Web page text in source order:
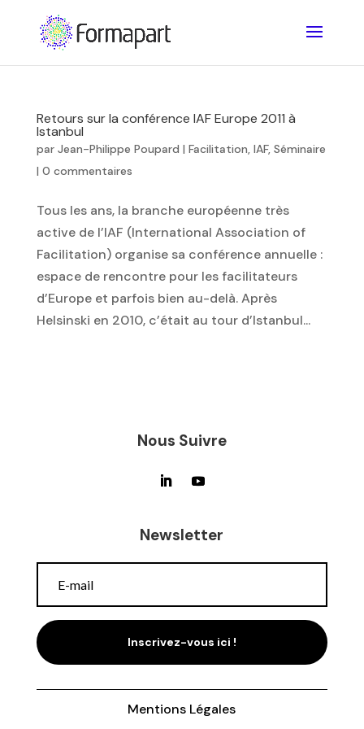
Retours sur la conférence IAF Europe 2011 à
Istanbul
par Jean-Philippe Poupard | Facilitation, IAF, Séminaire
| 0 commentaires
Tous les ans, la branche européenne très
active de l’IAF (International Association of
Facilitation) organise sa conférence annuelle :
espace de rencontre pour les facilitateurs
d’Europe et parfois bien au-delà. Après
Helsinski en 2010, c’était au tour d’Istanbul...
Nous Suivre
Newsletter
Inscrivez-vous ici !
Mentions Légales